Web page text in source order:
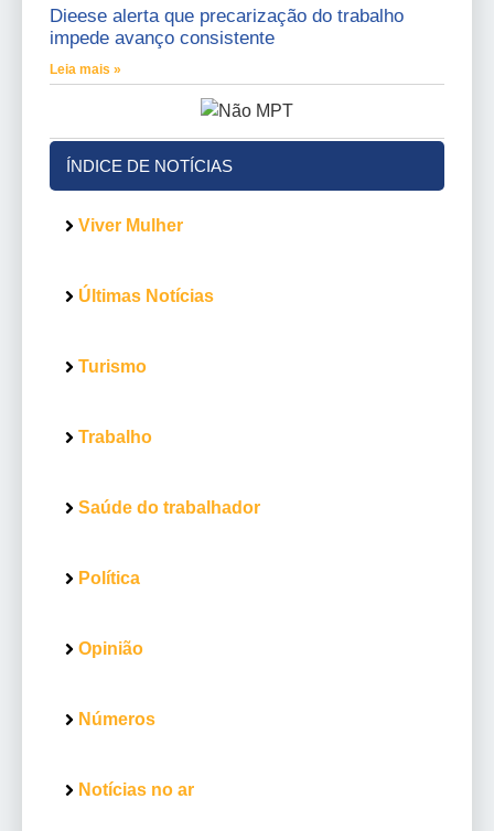
Dieese alerta que precarização do trabalho
impede avanço consistente
Leia mais »
ÍNDICE DE NOTÍCIAS
Viver Mulher
Últimas Notícias
Turismo
Trabalho
Saúde do trabalhador
Política
Opinião
Números
Notícias no ar